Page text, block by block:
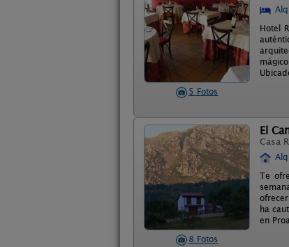
5 Fotos
Hotel
8 Fotos
El
Casa
Te
ha
en